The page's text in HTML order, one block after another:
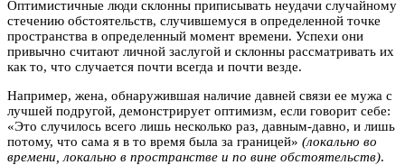
Оптимистичные люди склонны приписывать неудачи случайному
стечению обстоятельств, случившемуся в определенной точке
пространства в определенный момент времени. Успехи они
привычно считают личной заслугой и склонны рассматривать их
как то, что случается почти всегда и почти везде.
Например, жена, обнаружившая наличие давней связи ее мужа с
лучшей подругой, демонстрирует оптимизм, если говорит себе:
«Это случилось всего лишь несколько раз, давным-давно, и лишь
потому, что сама я в то время была за границей» (локально во
времени, локально в пространстве и по вине обстоятельств).